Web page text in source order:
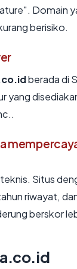
Domain
berisiko.
berada di
yang
Situs
riwayat,
berskor